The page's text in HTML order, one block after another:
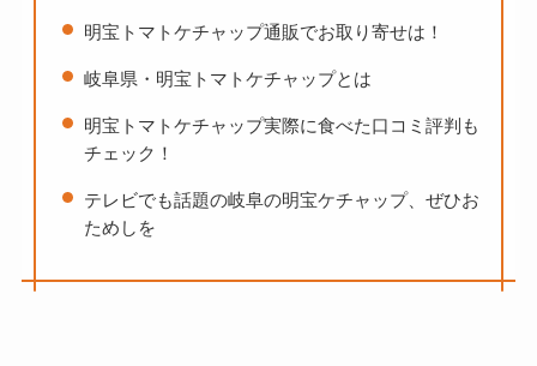
明宝トマトケチャップ通販でお取り寄せは！
岐阜県・明宝トマトケチャップとは
明宝トマトケチャップ実際に食べた口コミ評判も
チェック！
テレビでも話題の岐阜の明宝ケチャップ、ぜひお
ためしを